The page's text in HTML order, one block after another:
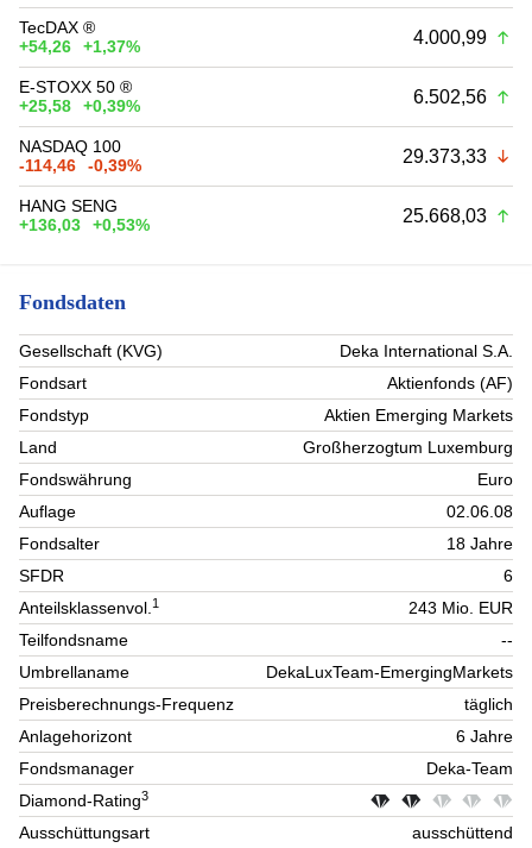
TecDAX ®
+54,26
+1,37% 4.000,99
E-STOXX 50 ®
+25,58
+0,39% 6.502,56
NASDAQ 100
-114,46
-0,39% 29.373,33
HANG SENG
+136,03
+0,53% 25.668,03
Fondsdaten
Gesellschaft (KVG)
Deka International S.A.
Fondsart
Aktienfonds (AF)
Fondstyp
Aktien Emerging Markets
Land
Großherzogtum Luxemburg
Fondswährung
Euro
Auflage
02.06.08
Fondsalter
18 Jahre
SFDR
6
Anteilsklassenvol.1
243 Mio. EUR
Teilfondsname
--
Umbrellaname
DekaLuxTeam-EmergingMarkets
Preisberechnungs-Frequenz
täglich
Anlagehorizont
6 Jahre
Fondsmanager
Deka-Team
Diamond-Rating3
Ausschüttungsart ausschüttend